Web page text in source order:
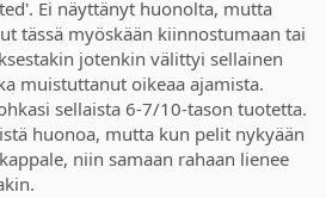
Ei näyttänyt huonolta, mutta
tässä myöskään kiinnostumaan tai
jotenkin välittyi sellainen
muistuttanut oikeaa ajamista.
sellaista 6-7/10-tason tuotetta.
huonoa, mutta kun pelit nykyään
niin samaan rahaan lienee